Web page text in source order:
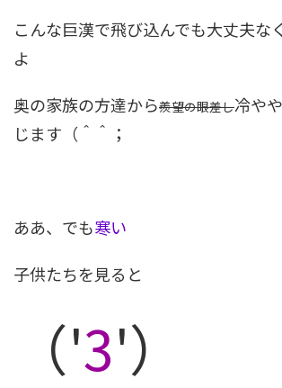
こんな巨漢で飛び込んでも大丈夫な
よ
奥の家族の方達から羨望の眼差し冷や
じます（＾＾；
ああ、でも寒い
子供たちを見ると
（'3'）